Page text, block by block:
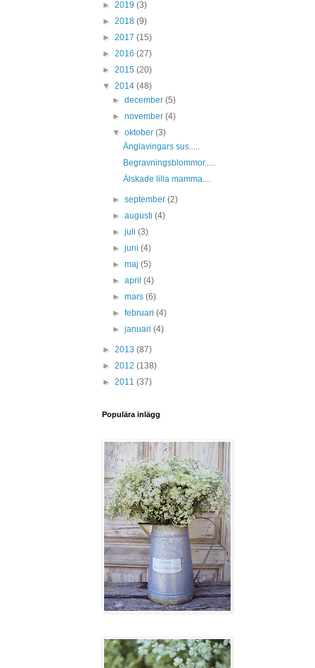
► 2019 (3)
► 2018 (9)
► 2017 (15)
► 2016 (27)
► 2015 (20)
▼ 2014 (48)
►december(5)
►november(4)
▼oktober(3)
Änglavingars sus.....
Begravningsblommor.....
Älskade lilla mamma....
►september(2)
►augusti(4)
►juli(3)
►juni(4)
►maj(5)
►april(4)
►mars(6)
►februari(4)
►januari(4)
► 2013 (87)
► 2012 (138)
► 2011 (37)
Populära inlägg